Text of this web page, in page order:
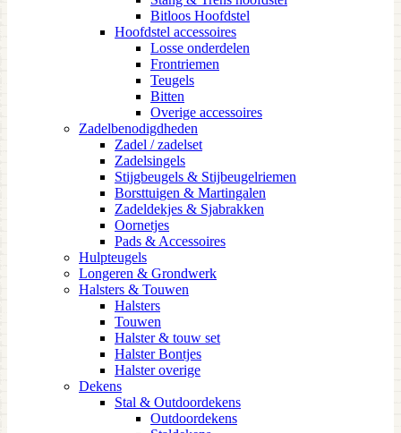
Bitloos Hoofdstel
Hoofdstel accessoires
Losse onderdelen
Frontriemen
Teugels
Bitten
Overige accessoires
Zadelbenodigdheden
Zadel / zadelset
Zadelsingels
Stijgbeugels & Stijbeugelriemen
Borsttuigen & Martingalen
Zadeldekjes & Sjabrakken
Oornetjes
Pads & Accessoires
Hulpteugels
Longeren & Grondwerk
Halsters & Touwen
Halsters
Touwen
Halster & touw set
Halster Bontjes
Halster overige
Dekens
Stal & Outdoordekens
Outdoordekens